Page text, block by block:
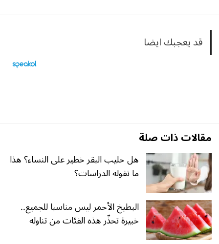
قد يعجبك ايضا
مقالات ذات صلة
هل حليب البقر خطير على النساء؟ هذا
ما تقوله الدراسات؟
البطيخ الأحمر ليس مناسبا للجميع..
خبيرة تحذّر هذه الفئات من تناوله